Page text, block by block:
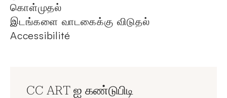
கொள்முதல்
இடங்களை வாடகைக்கு விடுதல்
Accessibilité
CC ART ஐ கண்டுபிடி